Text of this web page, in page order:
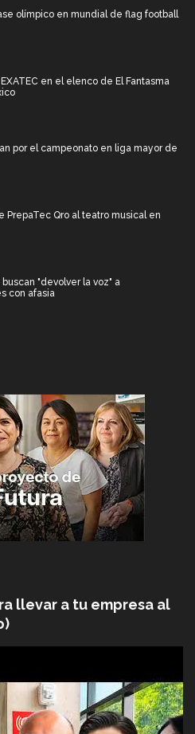
olímpico en mundial de flag football
en el elenco de El Fantasma
por el campeonato en liga mayor de
PrepaTec Qro al teatro musical en
"devolver la voz" a
con afasia
llevar a tu empresa al